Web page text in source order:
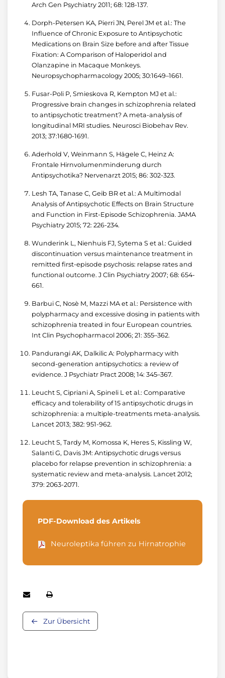
Arch Gen Psychiatry 2011; 68: 128-137.
Dorph-Petersen KA, Pierri JN, Perel JM et al.: The
Influence of Chronic Exposure to Antipsychotic
Medications on Brain Size before and after Tissue
Fixation: A Comparison of Haloperidol and
Olanzapine in Macaque Monkeys.
Neuropsychopharmacology 2005; 30:1649–1661.
Fusar-Poli P, Smieskova R, Kempton MJ et al.:
Progressive brain changes in schizophrenia related
to antipsychotic treatment? A meta-analysis of
longitudinal MRI studies. Neurosci Biobehav Rev.
2013; 37:1680-1691.
Aderhold V, Weinmann S, Hägele C, Heinz A:
Frontale Hirnvolumenminderung durch
Antipsychotika? Nervenarzt 2015; 86: 302-323.
Lesh TA, Tanase C, Geib BR et al.: A Multimodal
Analysis of Antipsychotic Effects on Brain Structure
and Function in First-Episode Schizophrenia. JAMA
Psychiatry 2015; 72: 226-234.
Wunderink L, Nienhuis FJ, Sytema S et al.: Guided
discontinuation versus maintenance treatment in
remitted first-episode psychosis: relapse rates and
functional outcome. J Clin Psychiatry 2007; 68: 654-
661.
Barbui C, Nosè M, Mazzi MA et al.: Persistence with
polypharmacy and excessive dosing in patients with
schizophrenia treated in four European countries.
Int Clin Psychopharmacol 2006; 21: 355–362.
Pandurangi AK, Dalkilic A: Polypharmacy with
second-generation antipsychotics: a review of
evidence. J Psychiatr Pract 2008; 14: 345–367.
Leucht S, Cipriani A, Spineli L et al.: Comparative
efficacy and tolerability of 15 antipsychotic drugs in
schizophrenia: a multiple-treatments meta-analysis.
Lancet 2013; 382: 951-962.
Leucht S, Tardy M, Komossa K, Heres S, Kissling W,
Salanti G, Davis JM: Antipsychotic drugs versus
placebo for relapse prevention in schizophrenia: a
systematic review and meta-analysis. Lancet 2012;
379: 2063-2071.
PDF-Download des Artikels
Neuroleptika führen zu Hirnatrophie
Zur Übersicht